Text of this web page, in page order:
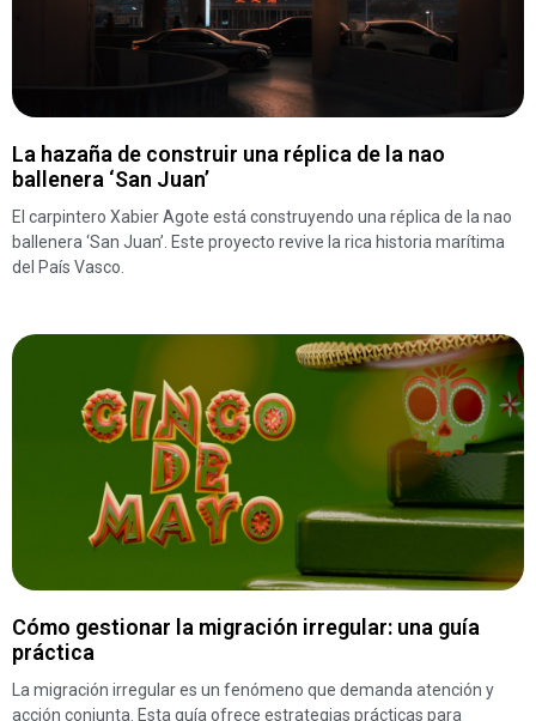
La hazaña de construir una réplica de la nao
ballenera ‘San Juan’
El carpintero Xabier Agote está construyendo una réplica de la nao
ballenera ‘San Juan’. Este proyecto revive la rica historia marítima
del País Vasco.
Cómo gestionar la migración irregular: una guía
práctica
La migración irregular es un fenómeno que demanda atención y
acción conjunta. Esta guía ofrece estrategias prácticas para